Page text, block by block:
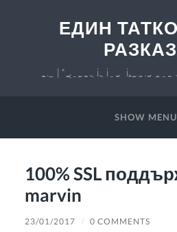
ЕДИН
v 0.7 | "Chaos is inevitable
SHOW MENU
100% SSL
marvin
23/01/2017 / 0 COMMENTS